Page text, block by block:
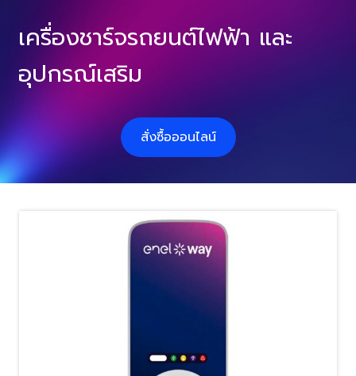
เครื่องชาร์จรถยนต์ไฟฟ้า และ
อุปกรณ์เสริม
สั่งซื้อออนไลน์